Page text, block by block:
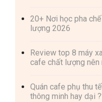
20+ Nơi học pha
lượng 2026
Review top 8 máy
cafe chất lượng nên
Quán cafe phụ thu
thông minh hay dại